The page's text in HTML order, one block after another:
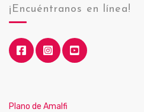
¡Encuéntranos en línea!
Plano de Amalfi